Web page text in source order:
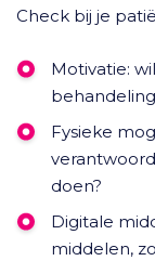
Check bij je
Motivatie:
Fysieke
doen?
Digitale
middelen,